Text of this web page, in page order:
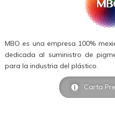
MBO es una empresa 100%
dedicada al suministro de
para la industria del plástico.
Carta